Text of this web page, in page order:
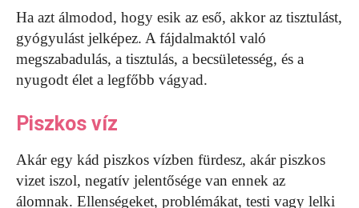
Ha azt álmodod, hogy esik az eső, akkor az tisztulást,
gyógyulást jelképez. A fájdalmaktól való
megszabadulás, a tisztulás, a becsületesség, és a
nyugodt élet a legfőbb vágyad.
Piszkos víz
Akár egy kád piszkos vízben fürdesz, akár piszkos
vizet iszol, negatív jelentősége van ennek az
álomnak. Ellenségeket, problémákat, testi vagy lelki